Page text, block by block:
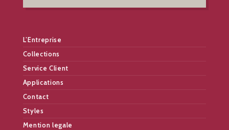
L’Entreprise
Collections
Service Client
Applications
Contact
Styles
Mention legale